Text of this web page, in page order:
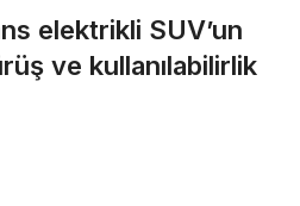
elektrikli SUV’un
ve kullanılabilirlik